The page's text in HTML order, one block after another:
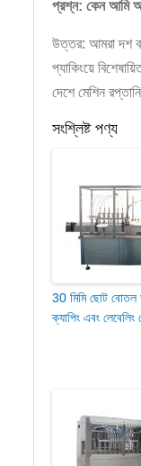
প্রশ্ন: কেন আমি
উত্তর: আমরা দশ
প্যাকিংয়ে
দেশে মেশিন
সংশ্লিষ্ট পণ্য
30 মিমি ছোট বোতল
ক্যাপিং এবং লেবেলিং